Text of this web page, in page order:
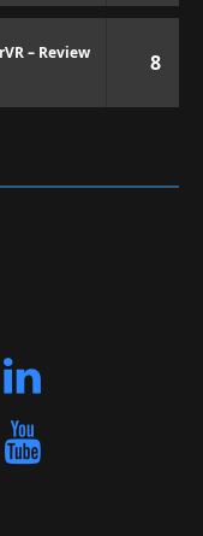
– Review 8